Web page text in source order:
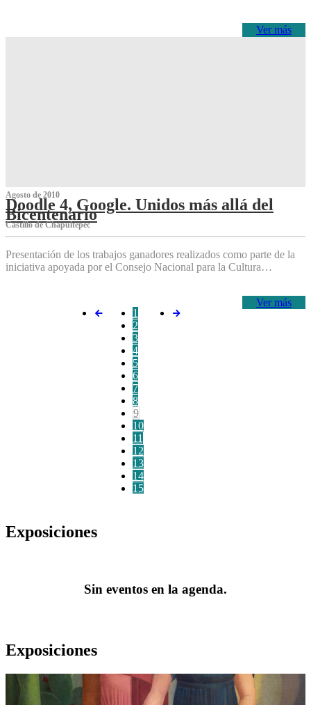
Ver más
Agosto de 2010
Doodle 4, Google. Unidos más allá del
Bicentenario
Castillo de Chapultepec
Presentación de los trabajos ganadores realizados como parte de la
iniciativa apoyada por el Consejo Nacional para la Cultura…
Ver más
1
2
3
4
5
6
7
8
9
10
11
12
13
14
15
Exposiciones
Sin eventos en la agenda.
Exposiciones